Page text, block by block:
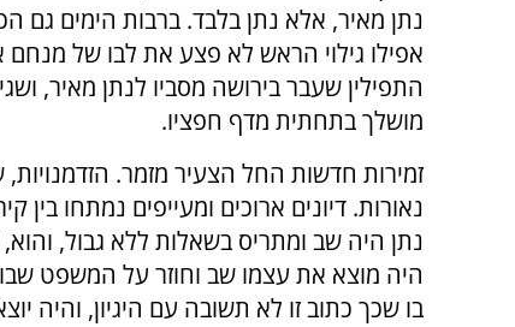
נתן מאיר, אלא נתן בלבד. ברבות הימים גם
אפילו גילוי הראש לא פצע את לבו של מנחם
התפילין שעבר בירושה מסביו לנתן מאיר,
מושלך בתחתית מדף חפציו.
זמירות חדשות החל הצעיר מזמר. הזדמנויות,
נאורות. דיונים ארוכים ומעייפים נמתחו בין
נתן היה שב ומתריס בשאלות ללא גבול,
היה מוצא את עצמו שב וחוזר על המשפט
בו שכך כתוב זו לא תשובה עם היגיון, והיה